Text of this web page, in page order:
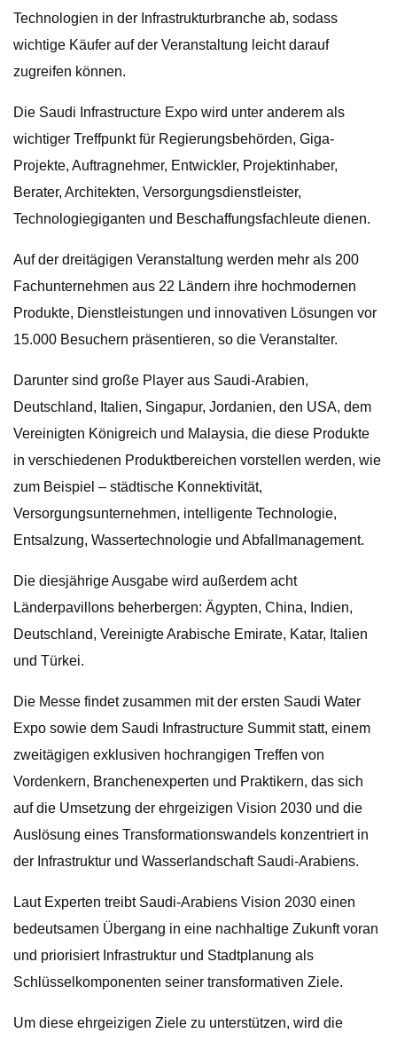
Technologien in der Infrastrukturbranche ab, sodass
wichtige Käufer auf der Veranstaltung leicht darauf
zugreifen können.
Die Saudi Infrastructure Expo wird unter anderem als
wichtiger Treffpunkt für Regierungsbehörden, Giga-
Projekte, Auftragnehmer, Entwickler, Projektinhaber,
Berater, Architekten, Versorgungsdienstleister,
Technologiegiganten und Beschaffungsfachleute dienen.
Auf der dreitägigen Veranstaltung werden mehr als 200
Fachunternehmen aus 22 Ländern ihre hochmodernen
Produkte, Dienstleistungen und innovativen Lösungen vor
15.000 Besuchern präsentieren, so die Veranstalter.
Darunter sind große Player aus Saudi-Arabien,
Deutschland, Italien, Singapur, Jordanien, den USA, dem
Vereinigten Königreich und Malaysia, die diese Produkte
in verschiedenen Produktbereichen vorstellen werden, wie
zum Beispiel – städtische Konnektivität,
Versorgungsunternehmen, intelligente Technologie,
Entsalzung, Wassertechnologie und Abfallmanagement.
Die diesjährige Ausgabe wird außerdem acht
Länderpavillons beherbergen: Ägypten, China, Indien,
Deutschland, Vereinigte Arabische Emirate, Katar, Italien
und Türkei.
Die Messe findet zusammen mit der ersten Saudi Water
Expo sowie dem Saudi Infrastructure Summit statt, einem
zweitägigen exklusiven hochrangigen Treffen von
Vordenkern, Branchenexperten und Praktikern, das sich
auf die Umsetzung der ehrgeizigen Vision 2030 und die
Auslösung eines Transformationswandels konzentriert in
der Infrastruktur und Wasserlandschaft Saudi-Arabiens.
Laut Experten treibt Saudi-Arabiens Vision 2030 einen
bedeutsamen Übergang in eine nachhaltige Zukunft voran
und priorisiert Infrastruktur und Stadtplanung als
Schlüsselkomponenten seiner transformativen Ziele.
Um diese ehrgeizigen Ziele zu unterstützen, wird die